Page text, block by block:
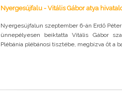
Nyergesújfalu - Vitális Gábor atya
Nyergesújfalun szeptember 6-án Erdő
ünnepélyesen beiktatta Vitális Gábor
Plébánia plébánosi tisztébe, megbízva őt a